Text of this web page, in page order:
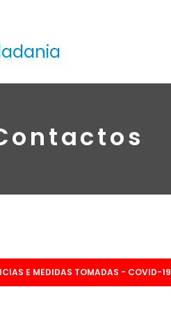
E MEDIDAS TOMADAS - COVID-19